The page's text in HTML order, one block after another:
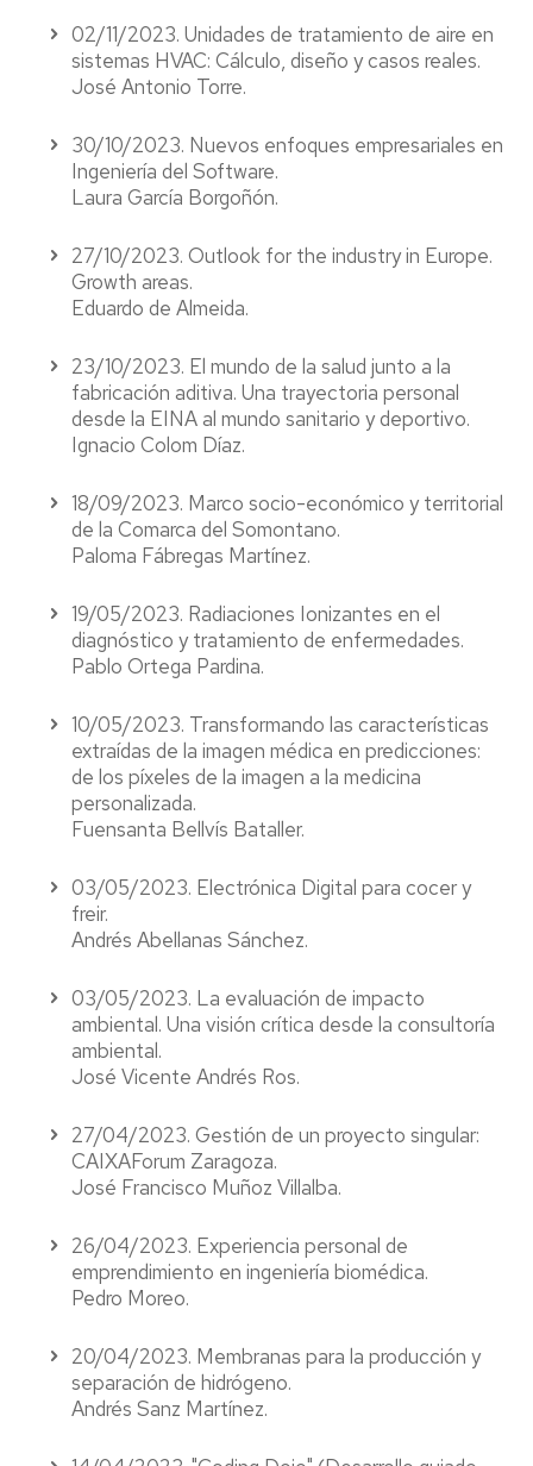
02/11/2023. Unidades de tratamiento de aire en
sistemas HVAC: Cálculo, diseño y casos reales.
José Antonio Torre.
30/10/2023. Nuevos enfoques empresariales en
Ingeniería del Software.
Laura García Borgoñón.
27/10/2023. Outlook for the industry in Europe.
Growth areas.
Eduardo de Almeida.
23/10/2023. El mundo de la salud junto a la
fabricación aditiva. Una trayectoria personal
desde la EINA al mundo sanitario y deportivo.
Ignacio Colom Díaz.
18/09/2023. Marco socio-económico y territorial
de la Comarca del Somontano.
Paloma Fábregas Martínez.
19/05/2023. Radiaciones Ionizantes en el
diagnóstico y tratamiento de enfermedades.
Pablo Ortega Pardina.
10/05/2023. Transformando las características
extraídas de la imagen médica en predicciones:
de los píxeles de la imagen a la medicina
personalizada.
Fuensanta Bellvís Bataller.
03/05/2023. Electrónica Digital para cocer y
freir.
Andrés Abellanas Sánchez.
03/05/2023. La evaluación de impacto
ambiental. Una visión crítica desde la consultoría
ambiental.
José Vicente Andrés Ros.
27/04/2023. Gestión de un proyecto singular:
CAIXAForum Zaragoza.
José Francisco Muñoz Villalba.
26/04/2023. Experiencia personal de
emprendimiento en ingeniería biomédica.
Pedro Moreo.
20/04/2023. Membranas para la producción y
separación de hidrógeno.
Andrés Sanz Martínez.